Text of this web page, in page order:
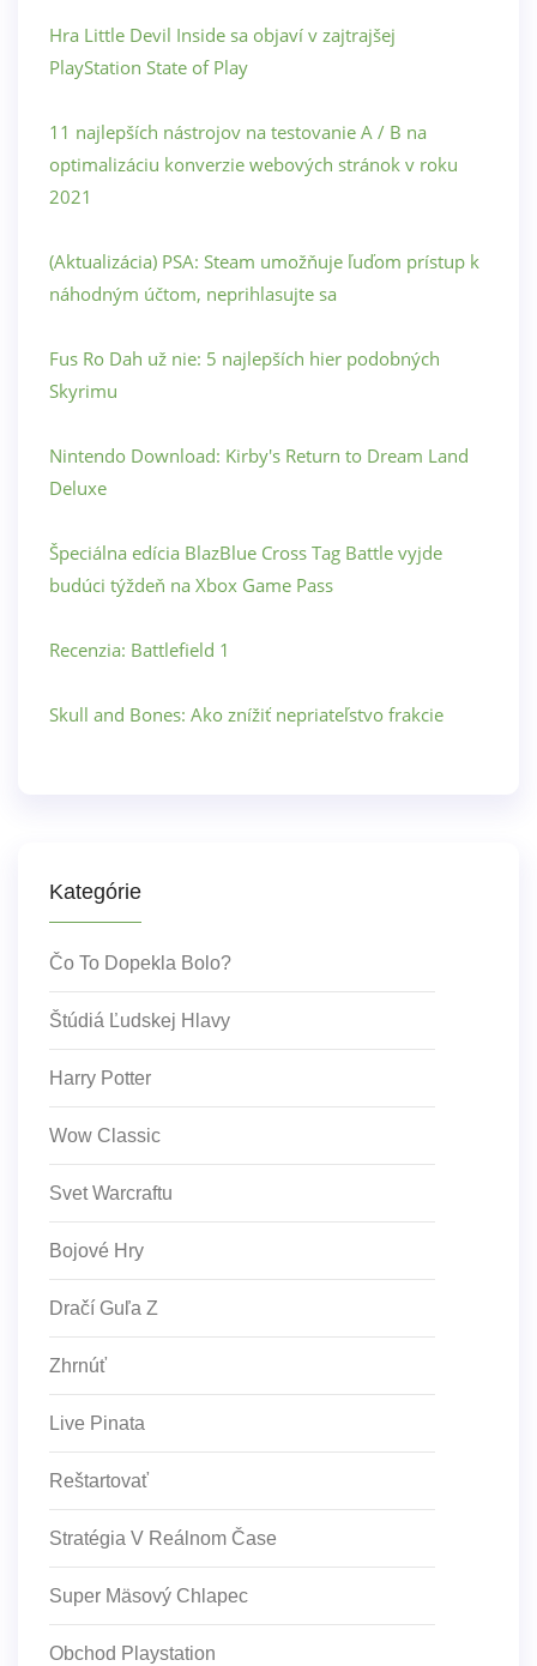
Hra Little Devil Inside sa objaví v zajtrajšej
PlayStation State of Play
11 najlepších nástrojov na testovanie A / B na
optimalizáciu konverzie webových stránok v roku
2021
(Aktualizácia) PSA: Steam umožňuje ľuďom prístup k
náhodným účtom, neprihlasujte sa
Fus Ro Dah už nie: 5 najlepších hier podobných
Skyrimu
Nintendo Download: Kirby's Return to Dream Land
Deluxe
Špeciálna edícia BlazBlue Cross Tag Battle vyjde
budúci týždeň na Xbox Game Pass
Recenzia: Battlefield 1
Skull and Bones: Ako znížiť nepriateľstvo frakcie
Kategórie
Čo To Dopekla Bolo?
Štúdiá Ľudskej Hlavy
Harry Potter
Wow Classic
Svet Warcraftu
Bojové Hry
Dračí Guľa Z
Zhrnúť
Live Pinata
Reštartovať
Stratégia V Reálnom Čase
Super Mäsový Chlapec
Obchod Playstation